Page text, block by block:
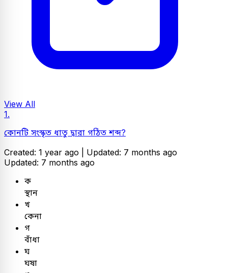
View All
1.
কোনটি সংস্কৃত ধাতু দ্বারা গঠিত শব্দ?
Created: 1 year ago | Updated: 7 months ago
Updated: 7 months ago
ক
স্থান
খ
কেনা
গ
বাঁধা
ঘ
ঘষা